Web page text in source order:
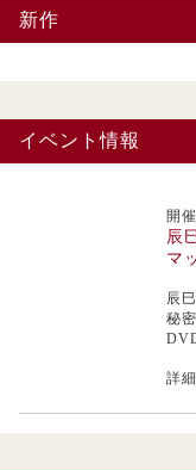
新作
イベント情報
開
辰
マ
辰
秘
詳